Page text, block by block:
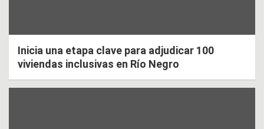
Inicia una etapa clave para adjudicar 100
viviendas inclusivas en Río Negro